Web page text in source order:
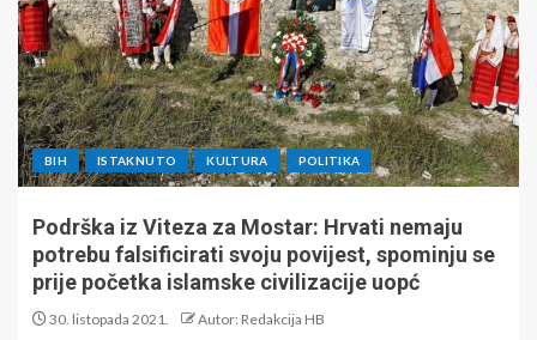
BIH ISTAKNUTO KULTURA POLITIKA
Podrška iz Viteza za Mostar: Hrvati nemaju
potrebu falsificirati svoju povijest, spominju se
prije početka islamske civilizacije uopć
30. listopada 2021. Autor: Redakcija HB